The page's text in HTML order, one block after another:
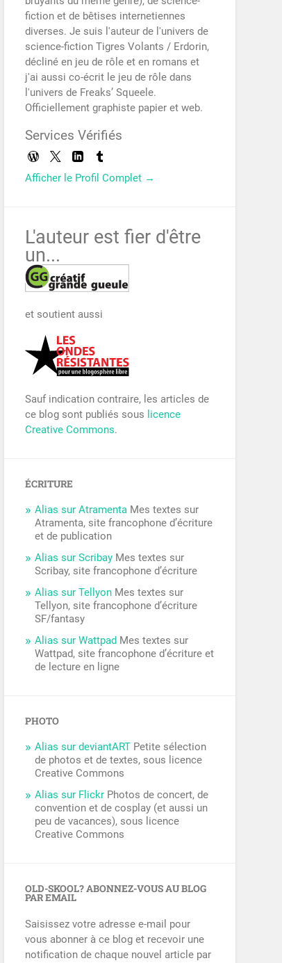
fiction et de bêtises internetiennes
diverses. Je suis l'auteur de l'univers de
science-fiction Tigres Volants / Erdorin,
décliné en jeu de rôle et en romans et
j'ai aussi co-écrit le jeu de rôle dans
l'univers de Freaks’ Squeele.
Officiellement graphiste papier et web.
Services Vérifiés
Afficher le Profil Complet →
L'auteur est fier d'être
un...
et soutient aussi
Sauf indication contraire, les articles de
ce blog sont publiés sous licence
Creative Commons.
ÉCRITURE
Alias sur Atramenta Mes textes sur
Atramenta, site francophone d’écriture
et de publication
Alias sur Scribay Mes textes sur
Scribay, site francophone d’écriture
Alias sur Tellyon Mes textes sur
Tellyon, site francophone d’écriture
SF/fantasy
Alias sur Wattpad Mes textes sur
Wattpad, site francophone d’écriture et
de lecture en ligne
PHOTO
Alias sur deviantART Petite sélection
de photos et de textes, sous licence
Creative Commons
Alias sur Flickr Photos de concert, de
convention et de cosplay (et aussi un
peu de vacances), sous licence
Creative Commons
OLD-SKOOL? ABONNEZ-VOUS AU BLOG
PAR EMAIL
Saisissez votre adresse e-mail pour
vous abonner à ce blog et recevoir une
notification de chaque nouvel article par